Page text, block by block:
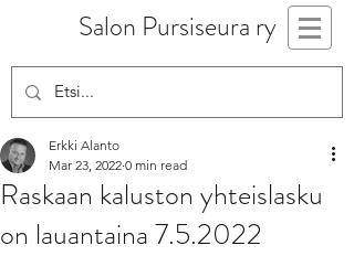
Salon Pursiseura ry
Raskaan kaluston yhteislasku
on lauantaina 7.5.2022
Erkki Alanto
Mar 23, 2022 0 min read